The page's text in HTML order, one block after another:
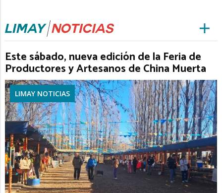
Este sábado, nueva edición de la Feria de
Productores y Artesanos de China Muerta
LIMAY NOTICIAS